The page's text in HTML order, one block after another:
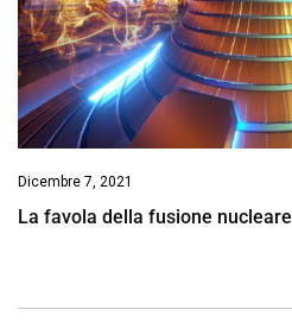
Dicembre 7, 2021
La favola della fusione nucleare